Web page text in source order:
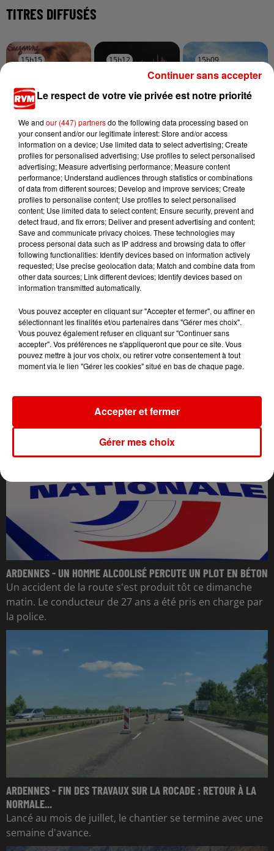
TITRES DIFFUSÉS
15h15
15h15
SUZANNE VEGA
Luka
15h12
15h12
TOVE LO X STROMAE
Des Fleurs
15h09
15h09
ALEX WARREN
Passenger
ARDENNES - UN HOMME ALCOOLISÉ PERCUTE UN PLOT EN BÉTON
Un accident de la route s'est produit tôt ce dimanche
matin. Le conducteur de 27 ans a été pris en charge par
la police.
ARDENNES - FIN DES TRAVAUX SUR LA ROCADE : RETOUR À LA
NORMALE...
Lancé au mois de juillet, le chantier se termine avec une
semaine d'avance.
Le respect de votre vie privée est notre priorité
We and our (447) partnersdo the following data processing based on
your consent and/or our legitimate interest: Store and/or access
information on a device; Use limited data to select advertising; Create
profiles for personalised advertising; Use profiles to select personalised
advertising; Measure advertising performance; Measure content
performance; Understand audiences through statistics or combinations
of data from different sources; Develop and improve services; Create
profiles to personalise content; Use profiles to select personalised
content; Use limited data to select content; Ensure security, prevent and
detect fraud, and fix errors; Deliver and present advertising and content;
Save and communicate privacy choices. These technologies may
process personal data such as IP address and browsing data to offer
following functionalities: Identify devices based on information actively
requested; Use precise geolocation data; Match and combine data from
other data sources; Link different devices; Identify devices based on
information transmitted automatically.
Vous pouvez accepter en cliquant sur "Accepter et fermer", ou affiner en
sélectionnant les finalités et/ou partenaires dans "Gérer mes choix".
Vous pouvez également refuser en cliquant sur "Continuer sans
accepter". Vos préférences ne s'appliqueront que pour ce site. Vous
pouvez mettre à jour vos choix, ou retirer votre consentement à tout
moment via le lien "Gérer les cookies" situé en bas de chaque page.
Gérer mes choix
Accepter et fermer
Continuer sans accepter